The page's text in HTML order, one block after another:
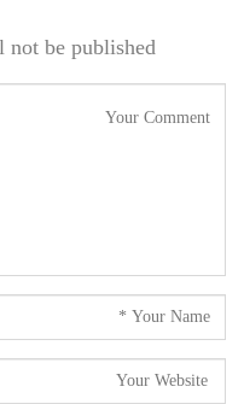
be published.